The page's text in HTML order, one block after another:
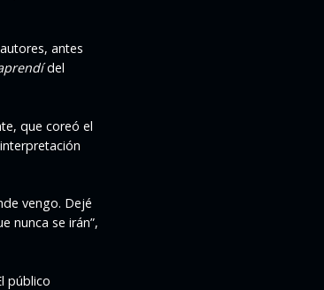
antes
del
que coreó el
vengo. Dejé
nunca se irán”,
público